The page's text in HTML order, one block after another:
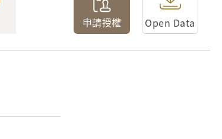
申請授權 Open Data